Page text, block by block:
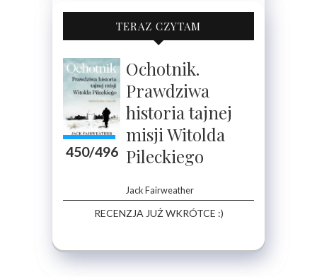
TERAZ CZYTAM
450/496
Ochotnik.
Prawdziwa
historia tajnej
misji Witolda
Pileckiego
Jack Fairweather
RECENZJA JUŻ WKRÓTCE :)